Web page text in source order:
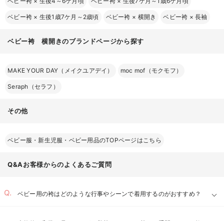
ベビー袴 × 生後1歳7ケ月～2歳頃 ベビー袴 × 横開き ベビー袴 ×長袖
ベビー袴 横開きのブランドページから探す
MAKE YOUR DAY（メイクユアデイ） moc mof（モクモフ）
Seraph（セラフ）
その他
ベビー服・新生児服・ベビー用品のTOPページはこちら
Q&Aお客様からのよくあるご質問
ベビー用の袴はどのような行事やシーンで着用するのがおすすめ？